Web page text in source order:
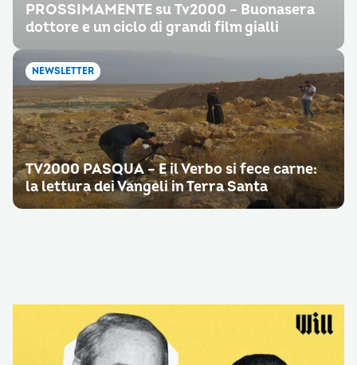
PROSSIMAMENTE su Tv2000 – Buonasera
dottore e un ciclo di grandi film gialli
NEWSLETTER
TV2000 PASQUA – E il Verbo si fece carne:
la lettura dei Vangeli in Terra Santa